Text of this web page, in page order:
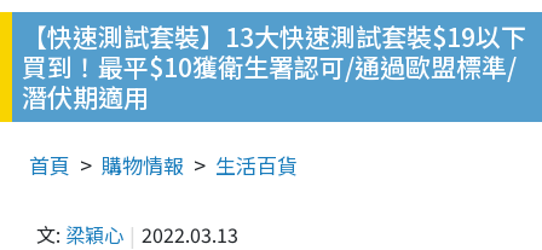
【快速測試套裝】13大快速測試套裝$19以下
買到！最平$10獲衛生署認可/通過歐盟標準/
潛伏期適用
首頁 購物情報 生活百貨
文: 梁穎心 2022.03.13